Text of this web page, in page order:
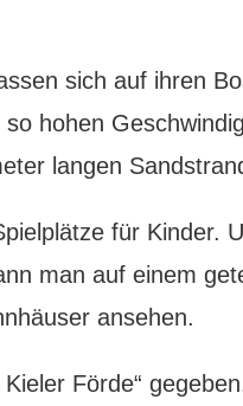
sich auf ihren
hohen
langen
für Kinder.
man auf einem
ansehen.
Förde“